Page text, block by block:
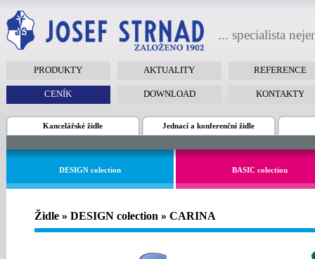
... specialista
PRODUKTY AKTUALITY REFERENCE
CENÍK DOWNLOAD KONTAKTY
Kancelářské židle Jednací a konferenční židle
DESIGN colection BASIC colection
Židle » DESIGN colection » CARINA